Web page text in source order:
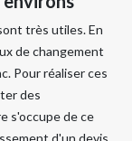
très utiles. En
de changement
Pour réaliser ces
des
s'occupe de ce
d'un devis